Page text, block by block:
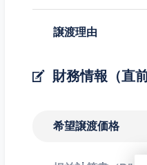
譲渡理由
財務情報（直前
希望譲渡価格